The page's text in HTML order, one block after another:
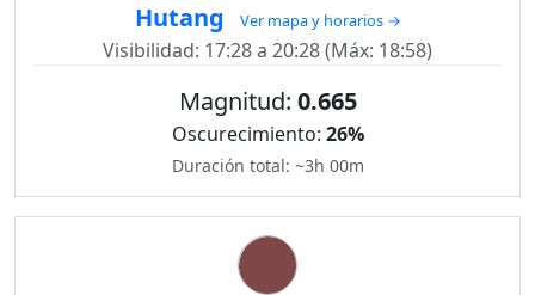
Hutang
Ver mapa y horarios →
Visibilidad: 17:28 a 20:28 (Máx: 18:58)
Magnitud: 0.665
Oscurecimiento: 26%
Duración total: ~3h 00m